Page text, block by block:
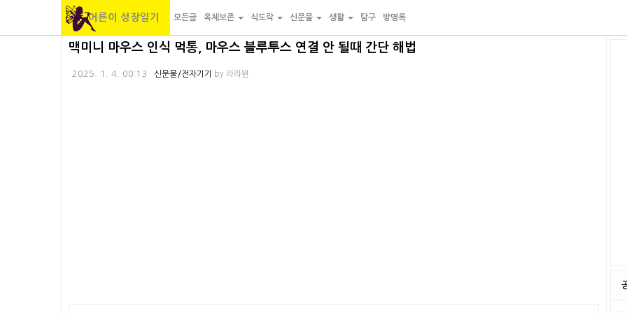
어른이 성장일기 모든글 옥체보존 식도락 신문물 생활 탐구 방명록
맥미니 마우스 인식 먹통, 마우스 블루투스 연결 안 될때 간단 해법
2025. 1. 4. 00:13 신문물/전자기기 by 라라윈